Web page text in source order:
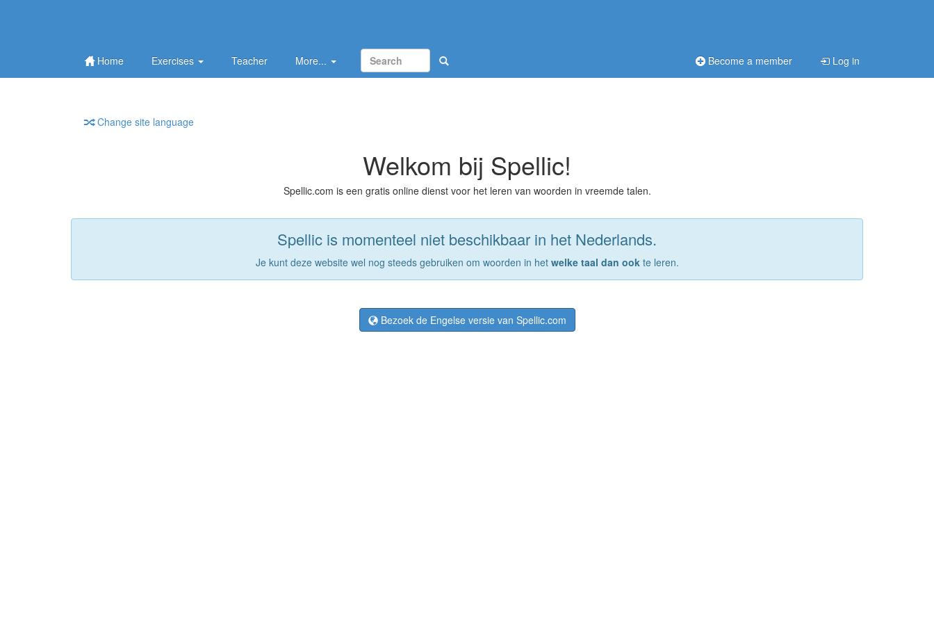
Home Exercises Teacher More... Become a member Log in
Change site language
Welkom bij Spellic!
Spellic.com is een gratis online dienst voor het leren van woorden in vreemde talen.
Spellic is momenteel niet beschikbaar in het Nederlands.
Je kunt deze website wel nog steeds gebruiken om woorden in het welke taal dan ookte leren.
Bezoek de Engelse versie van Spellic.com